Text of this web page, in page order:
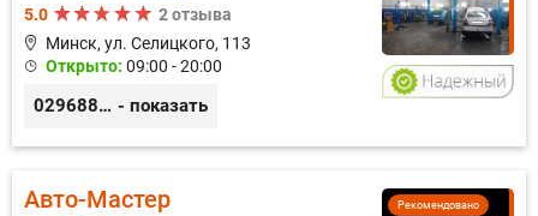
5.0
2 отзыва
Минск, ул. Селицкого, 113
Открыто: 09:00 - 20:00
0296889898 - показать
Рекомендовано
Авто-Мастер